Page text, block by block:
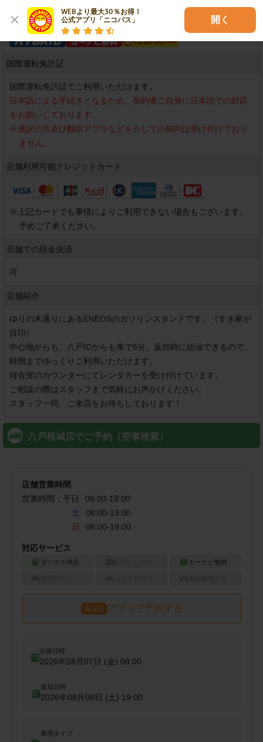
WEBより最大30％お得！
公式アプリ「ニコパス」
開く
国際運転免許証
国際運転免許証でご利用いただけます。
日本語による手続きとなるため、契約者ご自身に日本語での対応
をお願いしております。
※通訳の方及び翻訳アプリなどを介しての契約は受け付けており
ません。
店舗利用可能クレジットカード
※
上記カードでも事情によりご利用できない場合もございます。
予めご了承ください。
店舗での現金決済
可
店舗紹介
ゆりの木通りにあるENEOSのガソリンスタンドです。（すき家が
目印）
中心地からも、八戸ICからも車で5分。返却時に給油できるので、
時間までゆっくりご利用いただけます。
待合室のカウンターにてレンタカーを受け付けています。
ご相談の際はスタッフまで気軽にお声かけください。
八戸根城店でご予約（空車検索）
店舗営業時間
営業時間： 平日 08:00-19:00
土
08:00-19:00
日
08:00-19:00
対応サービス
ガソスタ併設 カーナビ無料
最安値 アプリで予約する
出発日時
2026年08月07日 (金) 08:00
返却日時
2026年08月08日 (土) 19:00
車両タイプ